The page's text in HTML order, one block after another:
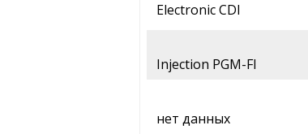
Electronic CDI
Injection PGM-FI
нет данных